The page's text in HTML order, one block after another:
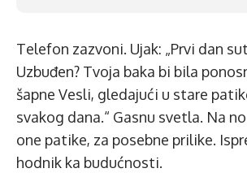
Telefon zazvoni. Ujak: „Prvi dan
Uzbuđen? Tvoja baka bi bila
šapne Vesli, gledajući u stare
svakog dana.“ Gasnu svetla. Na
one patike, za posebne prilike.
hodnik ka budućnosti.